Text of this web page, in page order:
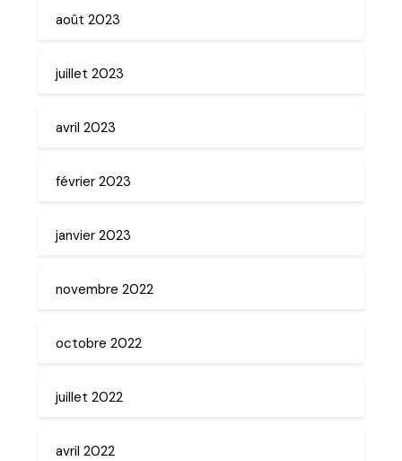
août 2023
juillet 2023
avril 2023
février 2023
janvier 2023
novembre 2022
octobre 2022
juillet 2022
avril 2022